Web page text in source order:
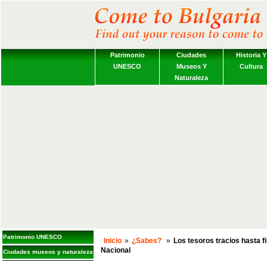
Patrimonio
UNESCO
Ciudades
Museos Y
Naturaleza
Historia Y
Cultura
Patrimonio UNESCO
Ciudades museos y naturaleza
Inicio » ¿Sabes? » Los tesoros tracios hasta
Nacional